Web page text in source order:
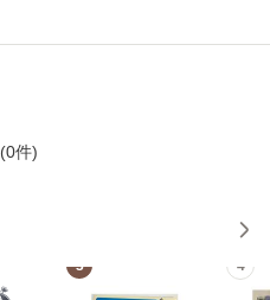
(0件)
3 4